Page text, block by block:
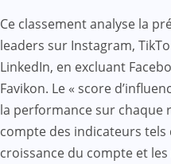
Ce classement analyse la
leaders sur Instagram,
LinkedIn, en excluant
Favikon. Le « score
la performance sur chaque
compte des indicateurs tels
croissance du compte et les